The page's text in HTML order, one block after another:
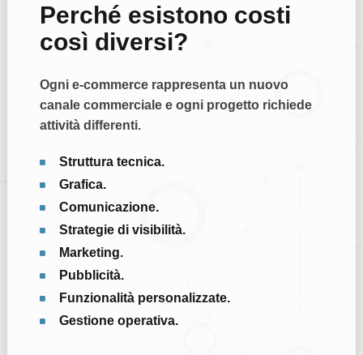
Perché esistono costi
così diversi?
Ogni e-commerce rappresenta un nuovo
canale commerciale e ogni progetto richiede
attività differenti.
Struttura tecnica.
Grafica.
Comunicazione.
Strategie di visibilità.
Marketing.
Pubblicità.
Funzionalità personalizzate.
Gestione operativa.